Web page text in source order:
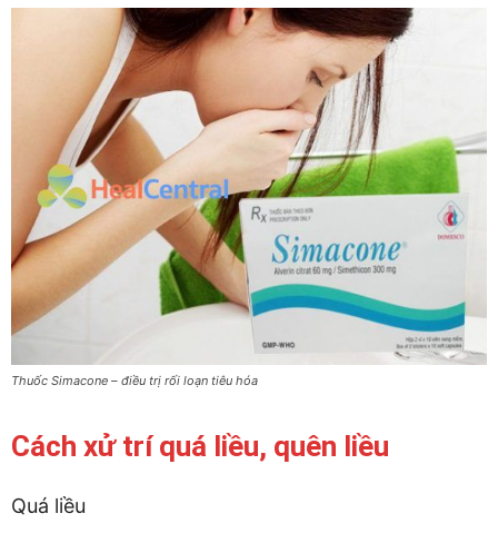
Thuốc Simacone – điều trị rối loạn tiêu hóa
Cách xử trí quá liều, quên liều
Quá liều